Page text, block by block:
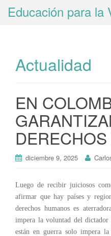
Educación para la
Actualidad
EN
diciembre 9, 2025
Luego de recibir juiciosos
afirmar que hay países y
derechos humanos es
impera la voluntad del dictador
están en guerra solo impera